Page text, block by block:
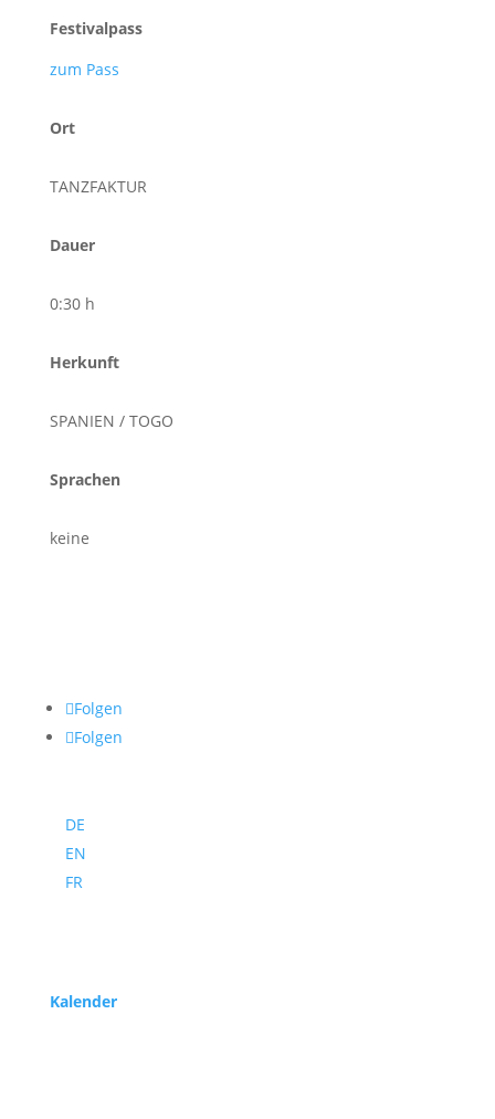
Festivalpass
zum Pass
Ort
TANZFAKTUR
Dauer
0:30 h
Herkunft
SPANIEN / TOGO
Sprachen
keine
Folgen
Folgen
DE
EN
FR
Kalender